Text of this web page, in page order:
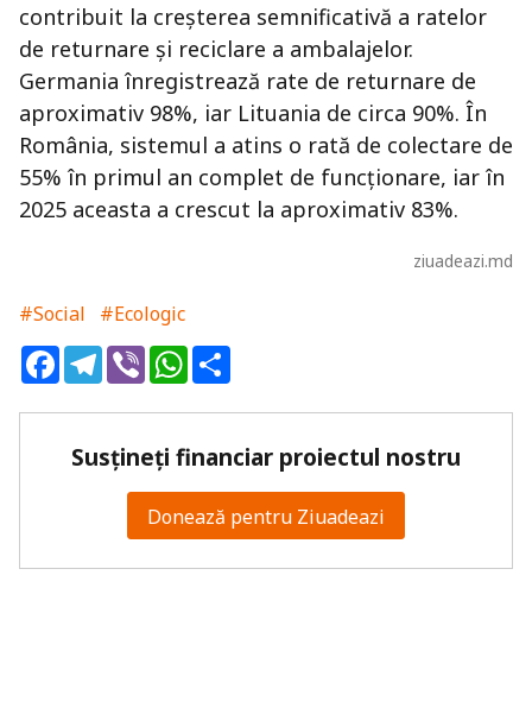
contribuit la creșterea semnificativă a ratelor
de returnare și reciclare a ambalajelor.
Germania înregistrează rate de returnare de
aproximativ 98%, iar Lituania de circa 90%. În
România, sistemul a atins o rată de colectare de
55% în primul an complet de funcționare, iar în
2025 aceasta a crescut la aproximativ 83%.
ziuadeazi.md
#Social
#Ecologic
FacebookTelegram
ViberWhatsApp
Susțineți financiar proiectul nostru
Donează pentru Ziuadeazi